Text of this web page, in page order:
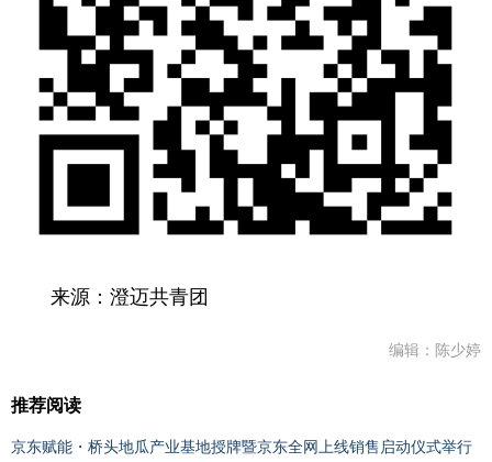
来源：澄迈共青团
编辑：陈少婷
推荐阅读
京东赋能・桥头地瓜产业基地授牌暨京东全网上线销售启动仪式举行